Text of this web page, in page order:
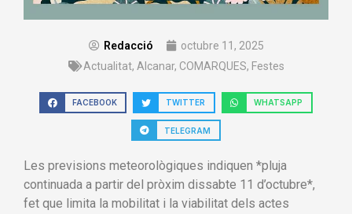
Redacció
octubre 11, 2025
Actualitat, Alcanar, COMARQUES, Festes
FACEBOOK TWITTER WHATSAPP
TELEGRAM
Les previsions meteorològiques indiquen *pluja
continuada a partir del pròxim dissabte 11 d’octubre*,
fet que limita la mobilitat i la viabilitat dels actes